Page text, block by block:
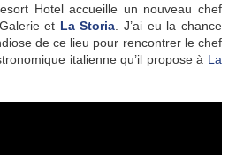
Hotel accueille un nouveau chef
et La Storia . J’ai eu la chance
de ce lieu pour rencontrer le chef
italienne qu’il propose à La